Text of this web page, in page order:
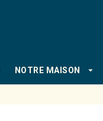
NOTRE MAISON arrow_drop_down